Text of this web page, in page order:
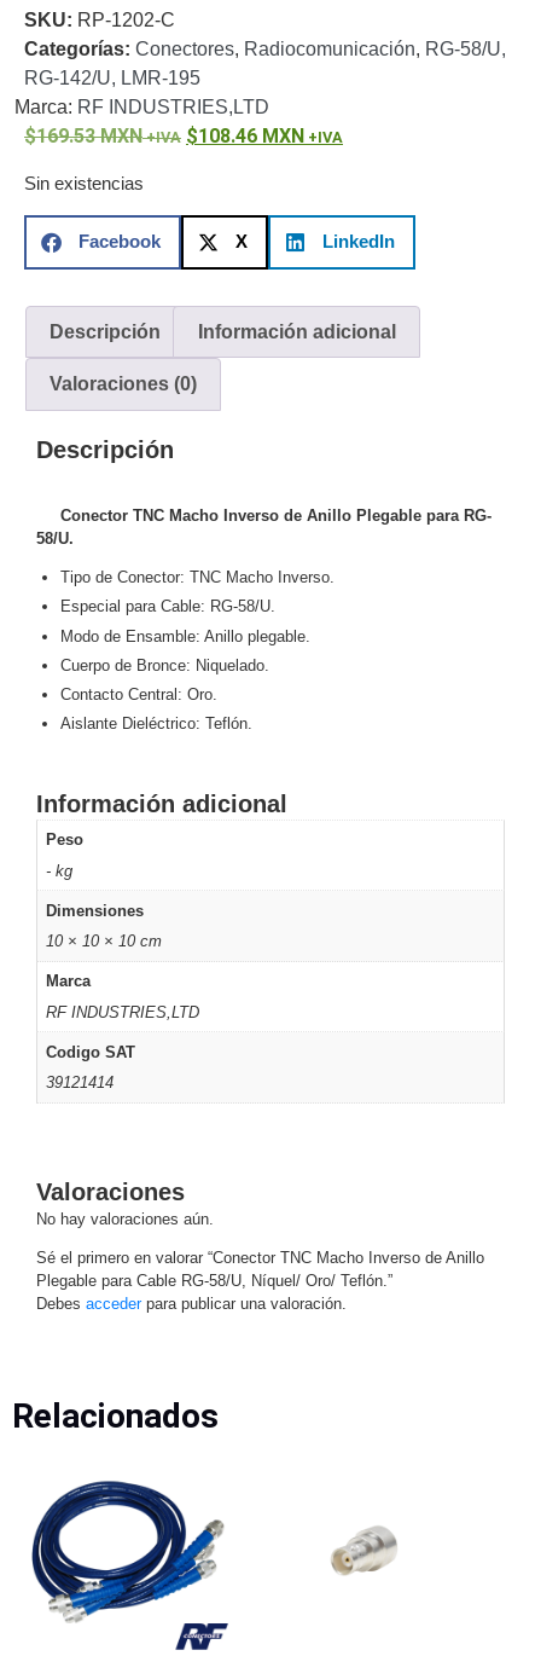
o
RefaccionesProbadores
de
VideoTransceptores
de Video
Conectores
Adaptador
a
y
VideoCable
ConectoresCables
CoaxialCategoría
ÓpticaPara
Alimentación
y
ElectricidadRG59
Tipo
CaP
Telefónico
VGA
/ DVI /
HDMI
Ambientes
Salinos
(Anticorrosión)
Decodificadores
de
VideoCuboDomo
TurretFisheye
y
Hemisféricas
RecordersProfesionales
-
CajaPTZTérmicasWiFi
/ 4G /
Inalámbricas
TurboHD
Ambientes
Salinos
Antiexplosión
/ Eyeball /
TurretEspecialesLente
MotorizadoOcultas
SKU: RP-1202-C
Categorías: Conectores, Radiocomunicación, RG-58/U,
RG-142/U, LMR-195
Marca: RF INDUSTRIES,LTD
169.53MXN 108.46 MXN
Sin existencias
Facebook X LinkedIn
Descripción Información adicional
Valoraciones (0)
Descripción
Conector TNC Macho Inverso de Anillo Plegable para RG-
58/U.
Tipo de Conector: TNC Macho Inverso.
Especial para Cable: RG-58/U.
Modo de Ensamble: Anillo plegable.
Cuerpo de Bronce: Niquelado.
Contacto Central: Oro.
Aislante Dieléctrico: Teflón.
Información adicional
Peso
- kg
Dimensiones
10 × 10 × 10 cm
Marca
RF INDUSTRIES,LTD
Codigo SAT
39121414
Valoraciones
No hay valoraciones aún.
Sé el primero en valorar “Conector TNC Macho Inverso de Anillo
Plegable para Cable RG-58/U, Níquel/ Oro/ Teflón.”
Debes accederpara publicar una valoración.
Relacionados